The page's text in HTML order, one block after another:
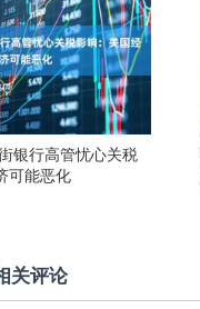
银行高管忧心关税
可能恶化
关评论